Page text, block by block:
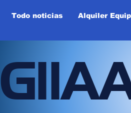
Todo noticias Alquiler